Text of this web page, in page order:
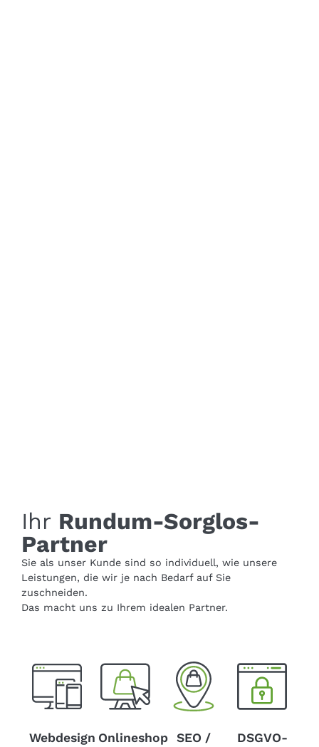
Ihr Rundum-Sorglos-
Partner
Sie als unser Kunde sind so individuell, wie unsere
Leistungen, die wir je nach Bedarf auf Sie
zuschneiden.
Das macht uns zu Ihrem idealen Partner.
Webdesign Onlineshop
SEO /
DSGVO-